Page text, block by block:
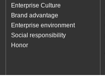
Enterprise Culture
Brand advantage
Enterprise environment
Social responsibility
Honor